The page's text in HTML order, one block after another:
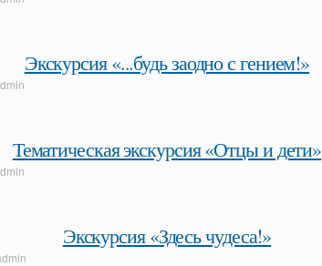
экскурсия по экспозиции дома-музея и. с. тургенева
Экскурсия «...будь заодно с гением!»
«...будь заодно с гением!»
Тематическая экскурсия «Отцы и дети»
экскурсия «отцы и дети»
Экскурсия «Здесь чудеса!»